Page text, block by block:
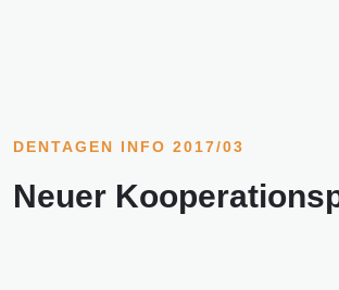
DENTAGEN INFO 2017/03
Neuer